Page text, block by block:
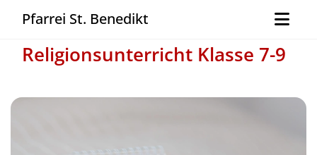
Pfarrei St. Benedikt
Religionsunterricht Klasse 7-9